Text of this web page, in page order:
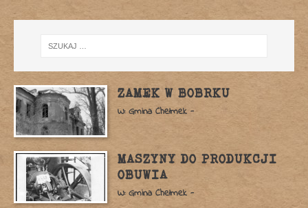
ZAMEK W BOBRKU
W: Gmina Chełmek -
MASZYNY DO PRODUKCJI
OBUWIA
W: Gmina Chełmek -